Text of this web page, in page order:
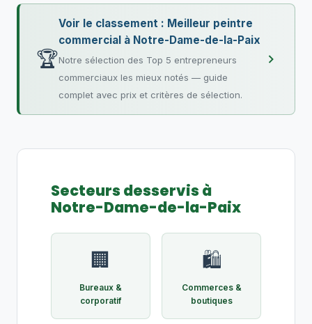
🏆
Voir le classement : Meilleur peintre
commercial à Notre-Dame-de-la-Paix
Notre sélection des Top 5 entrepreneurs
commerciaux les mieux notés — guide
complet avec prix et critères de sélection.
Secteurs desservis à
Notre-Dame-de-la-Paix
🏢
Bureaux &
corporatif
🛍️
Commerces &
boutiques